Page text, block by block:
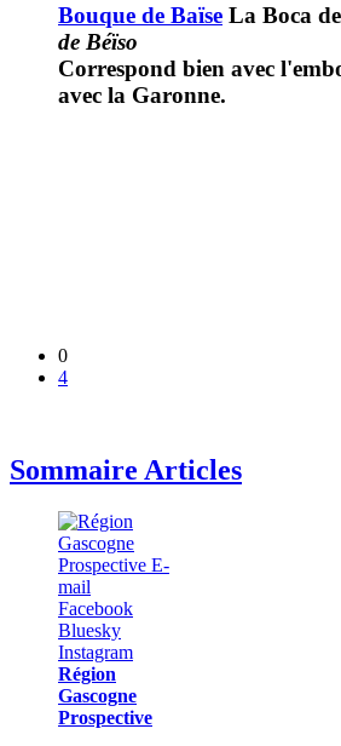
Bouque de Baïse La Boca
de Béïso
Correspond bien avec
avec la Garonne.
0
4
Sommaire Articles
Région
Gascogne
Prospective